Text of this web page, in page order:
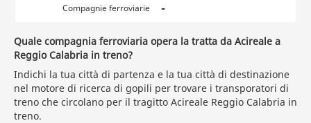
Compagnie ferroviarie -
Quale compagnia ferroviaria opera la tratta da Acireale a
Reggio Calabria in treno?
Indichi la tua città di partenza e la tua città di destinazione
nel motore di ricerca di gopili per trovare i transporatori di
treno che circolano per il tragitto Acireale Reggio Calabria in
treno.